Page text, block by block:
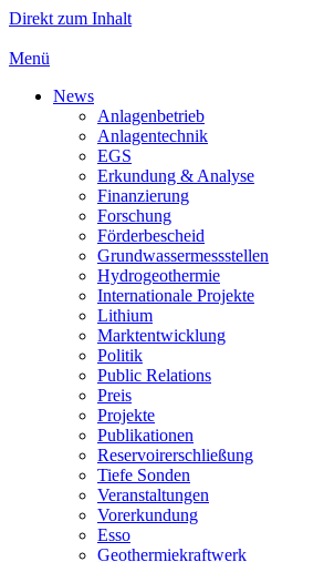
Direkt zum Inhalt
Menü
News
Anlagenbetrieb
Anlagentechnik
EGS
Erkundung & Analyse
Finanzierung
Forschung
Förderbescheid
Grundwassermessstellen
Hydrogeothermie
Internationale Projekte
Lithium
Marktentwicklung
Politik
Public Relations
Preis
Projekte
Publikationen
Reservoirerschließung
Tiefe Sonden
Veranstaltungen
Vorerkundung
Esso
Geothermiekraftwerk